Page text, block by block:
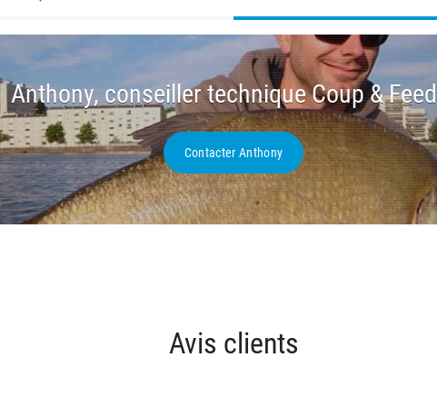
Anthony, conseiller technique Coup &
Contacter Anthony
Avis clients